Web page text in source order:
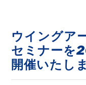
ウイングア
セミナーを
開催いたし